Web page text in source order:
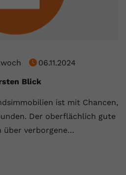
06.11.2024
Blick
ist mit Chancen,
Der oberflächlich gute
über verborgene…